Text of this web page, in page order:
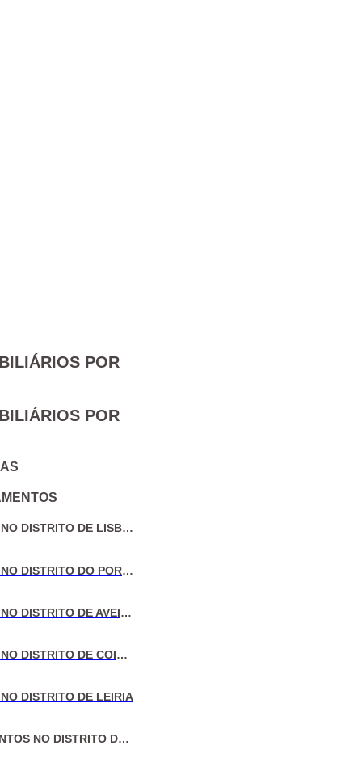
POR
POR
VENDA DE MORADIAS NO DISTRITO DE LISBOA
VENDA DE MORADIAS NO DISTRITO DO PORTO
VENDA DE MORADIAS NO DISTRITO DE AVEIRO
VENDA DE MORADIAS NO DISTRITO DE COIMBRA
DISTRITO DE LEIRIA
VENDA DE APARTAMENTOS NO DISTRITO DE LISBOA